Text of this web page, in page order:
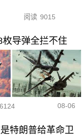
阅读 9015
枚导弹全拦不住
6124 08-06
特朗普给革命卫